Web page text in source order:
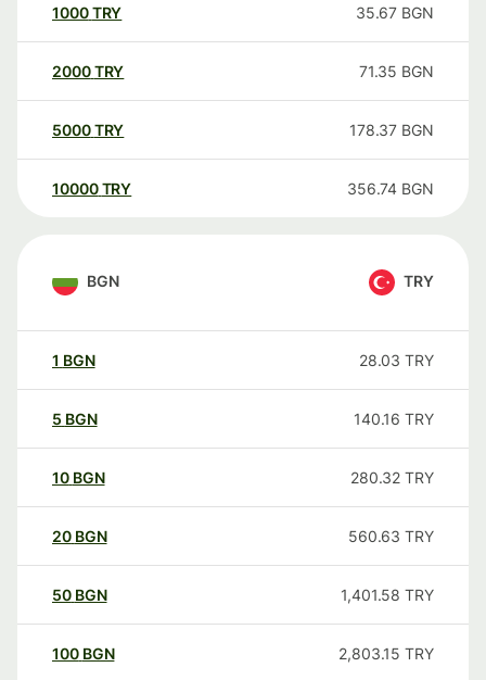
1000TRY 35.67 BGN
2000TRY 71.35 BGN
5000TRY 178.37 BGN
10000 TRY 356.74 BGN
BGN TRY
1 BGN 28.03 TRY
5 BGN 140.16 TRY
10 BGN 280.32 TRY
20 BGN 560.63 TRY
50 BGN 1,401.58 TRY
100 BGN 2,803.15 TRY